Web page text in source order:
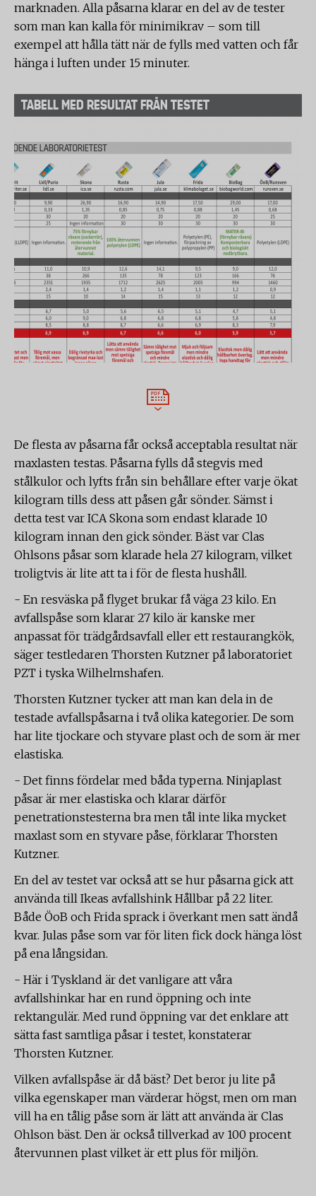
marknaden. Alla påsarna klarar en del av de tester
som man kan kalla för minimikrav – som till
exempel att hålla tätt när de fylls med vatten och får
hänga i luften under 15 minuter.
TABELL MED RESULTAT FRÅN TESTET
De flesta av påsarna får också acceptabla resultat när
maxlasten testas. Påsarna fylls då stegvis med
stålkulor och lyfts från sin behållare efter varje ökat
kilogram tills dess att påsen går sönder. Sämst i
detta test var ICA Skona som endast klarade 10
kilogram innan den gick sönder. Bäst var Clas
Ohlsons påsar som klarade hela 27 kilogram, vilket
troligtvis är lite att ta i för de flesta hushåll.
- En resväska på flyget brukar få väga 23 kilo. En
avfallspåse som klarar 27 kilo är kanske mer
anpassat för trädgårdsavfall eller ett restaurangkök,
säger testledaren Thorsten Kutzner på laboratoriet
PZT i tyska Wilhelmshafen.
Thorsten Kutzner tycker att man kan dela in de
testade avfallspåsarna i två olika kategorier. De som
har lite tjockare och styvare plast och de som är mer
elastiska.
- Det finns fördelar med båda typerna. Ninjaplast
påsar är mer elastiska och klarar därför
penetrationstesterna bra men tål inte lika mycket
maxlast som en styvare påse, förklarar Thorsten
Kutzner.
En del av testet var också att se hur påsarna gick att
använda till Ikeas avfallshink Hållbar på 22 liter.
Både ÖoB och Frida sprack i överkant men satt ändå
kvar. Julas påse som var för liten fick dock hänga löst
på ena långsidan.
- Här i Tyskland är det vanligare att våra
avfallshinkar har en rund öppning och inte
rektangulär. Med rund öppning var det enklare att
sätta fast samtliga påsar i testet, konstaterar
Thorsten Kutzner.
Vilken avfallspåse är då bäst? Det beror ju lite på
vilka egenskaper man värderar högst, men om man
vill ha en tålig påse som är lätt att använda är Clas
Ohlson bäst. Den är också tillverkad av 100 procent
återvunnen plast vilket är ett plus för miljön.